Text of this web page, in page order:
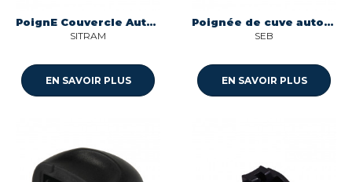
PoignE Couvercle Autocuiseur
SITRAM
EN SAVOIR PLUS
Poignée de cuve autocuiseur Seb 790098
SEB
EN SAVOIR PLUS